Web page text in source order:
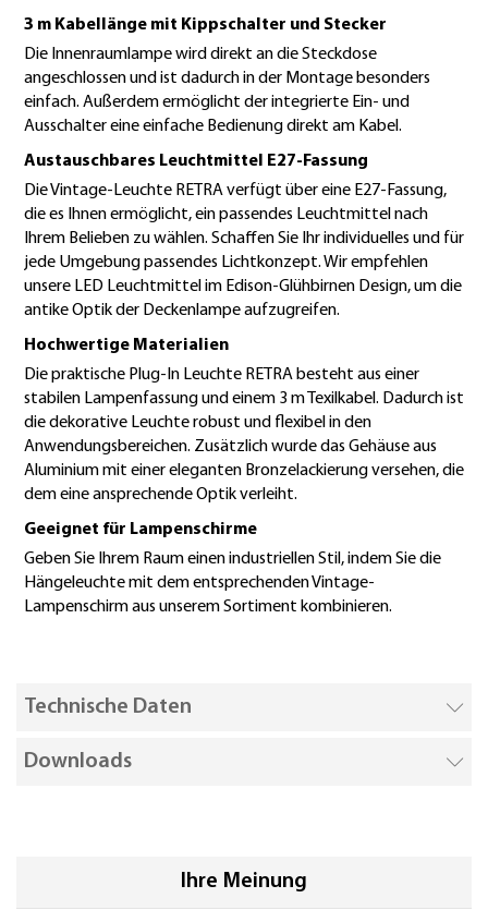
3 m Kabellänge mit Kippschalter und Stecker
Die Innenraumlampe wird direkt an die Steckdose
angeschlossen und ist dadurch in der Montage besonders
einfach. Außerdem ermöglicht der integrierte Ein- und
Ausschalter eine einfache Bedienung direkt am Kabel.
Austauschbares Leuchtmittel E27-Fassung
Die Vintage-Leuchte RETRA verfügt über eine E27-Fassung,
die es Ihnen ermöglicht, ein passendes Leuchtmittel nach
Ihrem Belieben zu wählen. Schaffen Sie Ihr individuelles und für
jede Umgebung passendes Lichtkonzept. Wir empfehlen
unsere LED Leuchtmittel im Edison-Glühbirnen Design, um die
antike Optik der Deckenlampe aufzugreifen.
Hochwertige Materialien
Die praktische Plug-In Leuchte RETRA besteht aus einer
stabilen Lampenfassung und einem 3 m Texilkabel. Dadurch ist
die dekorative Leuchte robust und flexibel in den
Anwendungsbereichen. Zusätzlich wurde das Gehäuse aus
Aluminium mit einer eleganten Bronzelackierung versehen, die
dem eine ansprechende Optik verleiht.
Geeignet für Lampenschirme
Geben Sie Ihrem Raum einen industriellen Stil, indem Sie die
Hängeleuchte mit dem entsprechenden Vintage-
Lampenschirm aus unserem Sortiment kombinieren.
Technische Daten
Downloads
Ihre Meinung